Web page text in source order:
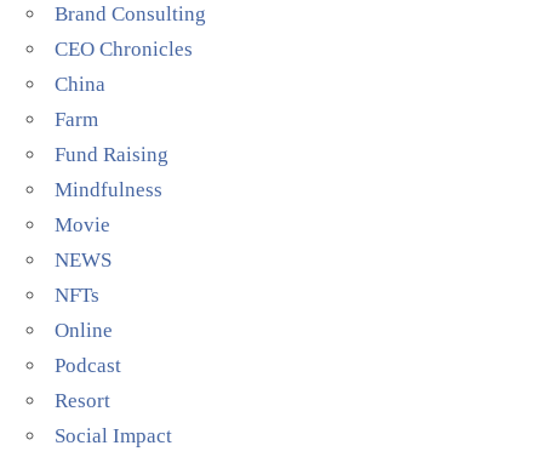
Brand Consulting
CEO Chronicles
China
Farm
Fund Raising
Mindfulness
Movie
NEWS
NFTs
Online
Podcast
Resort
Social Impact